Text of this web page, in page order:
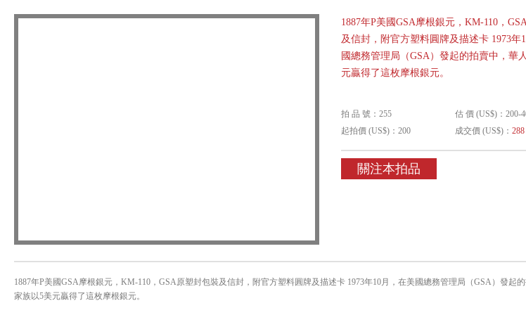
1887年P美國GSA摩根銀元，KM-110，
及信封，附官方塑料圓牌及描述卡 1973年
國總務管理局（GSA）發起的拍賣中，華
元贏得了這枚摩根銀元。
拍 品 號：255
估 價 (US$)：200-
起拍價 (US$)：200
成交價 (US$)： 288
關注本拍品
1887年P美國GSA摩根銀元，KM-110，GSA原塑封包裝及信封，附官方塑料圓牌及描述卡 1973年10月，在美國總務管理局（GSA）發起
家族以5美元贏得了這枚摩根銀元。